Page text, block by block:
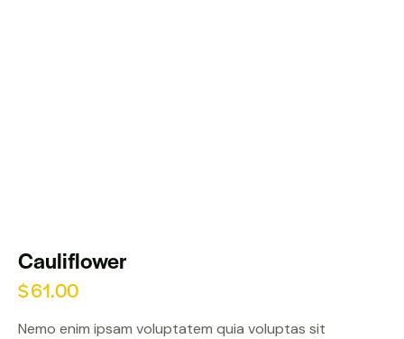
Cauliflower
$61.00
Nemo enim ipsam voluptatem quia voluptas sit